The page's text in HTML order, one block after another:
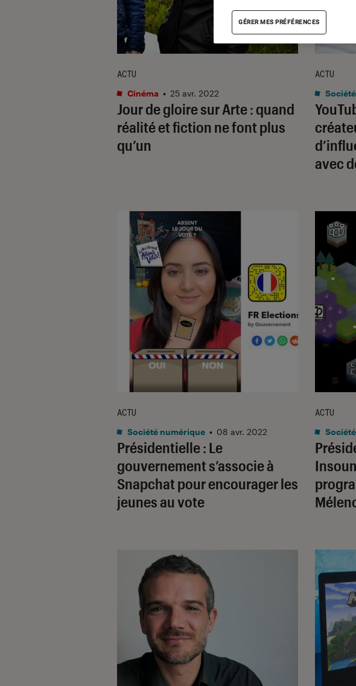
Jour de gloiresur Arte : quand
réalité et fiction ne font plus
qu’un
ACTU
Cinéma • 25 avr. 2022
avec
ACTU
Présidentielle : Le
gouvernement s’associe à
Snapchat pour encourager les
jeunes au vote
ACTU
Société numérique • 08 avr. 2022
ACTU
GÉRER MES PRÉFÉRENCES